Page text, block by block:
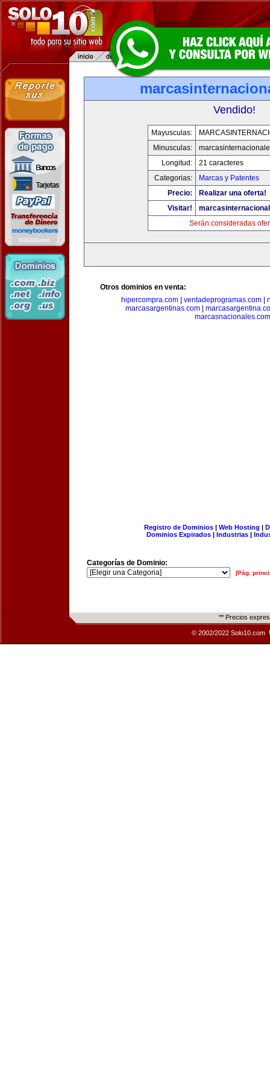
Vendido!
Mayusculas:
Minusculas:
Longitud:
21 caracteres
Categorias:
Marcas y Patentes
Precio:
Realizar una oferta!
Visitar!
Serán consideradas
Otros dominios en venta:
hipercompra.com
ventadeprogramas.com
marcasargentinas.com
marcasnacionales.com
Registro de Dominios| Web Hosting |
Dominios Expirados | Industrias |
Categorías de Dominio:
[Pág.
** Precios
© 2002/2022 Solo10.com